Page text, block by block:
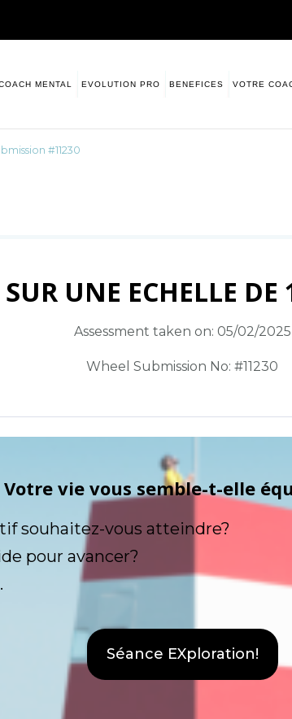
MENTAL EVOLUTION PRO BENEFICES VOTRE
#11230
SUR UNE ECHELLE DE
Assessment taken on: 05/02/2025
Wheel Submission No: #11230
Votre vie vous semble-t-elle
souhaitez-vous atteindre?
pour avancer?
Séance EXploration!